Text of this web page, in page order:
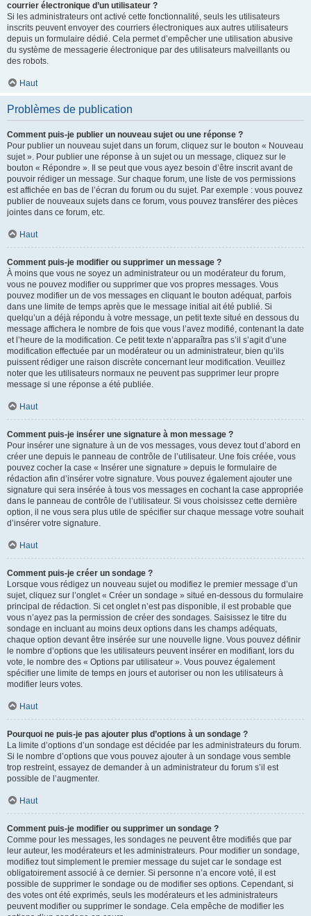
courrier électronique d’un utilisateur ?
Si les administrateurs ont activé cette fonctionnalité, seuls les utilisateurs
inscrits peuvent envoyer des courriers électroniques aux autres utilisateurs
depuis un formulaire dédié. Cela permet d’empêcher une utilisation abusive
du système de messagerie électronique par des utilisateurs malveillants ou
des robots.
Haut
Problèmes de publication
Comment puis-je publier un nouveau sujet ou une réponse ?
Pour publier un nouveau sujet dans un forum, cliquez sur le bouton « Nouveau
sujet ». Pour publier une réponse à un sujet ou un message, cliquez sur le
bouton « Répondre ». Il se peut que vous ayez besoin d’être inscrit avant de
pouvoir rédiger un message. Sur chaque forum, une liste de vos permissions
est affichée en bas de l’écran du forum ou du sujet. Par exemple : vous pouvez
publier de nouveaux sujets dans ce forum, vous pouvez transférer des pièces
jointes dans ce forum, etc.
Haut
Comment puis-je modifier ou supprimer un message ?
À moins que vous ne soyez un administrateur ou un modérateur du forum,
vous ne pouvez modifier ou supprimer que vos propres messages. Vous
pouvez modifier un de vos messages en cliquant le bouton adéquat, parfois
dans une limite de temps après que le message initial ait été publié. Si
quelqu’un a déjà répondu à votre message, un petit texte situé en dessous du
message affichera le nombre de fois que vous l’avez modifié, contenant la date
et l’heure de la modification. Ce petit texte n’apparaîtra pas s’il s’agit d’une
modification effectuée par un modérateur ou un administrateur, bien qu’ils
puissent rédiger une raison discrète concernant leur modification. Veuillez
noter que les utilisateurs normaux ne peuvent pas supprimer leur propre
message si une réponse a été publiée.
Haut
Comment puis-je insérer une signature à mon message ?
Pour insérer une signature à un de vos messages, vous devez tout d’abord en
créer une depuis le panneau de contrôle de l’utilisateur. Une fois créée, vous
pouvez cocher la case « Insérer une signature » depuis le formulaire de
rédaction afin d’insérer votre signature. Vous pouvez également ajouter une
signature qui sera insérée à tous vos messages en cochant la case appropriée
dans le panneau de contrôle de l’utilisateur. Si vous choisissez cette dernière
option, il ne vous sera plus utile de spécifier sur chaque message votre souhait
d’insérer votre signature.
Haut
Comment puis-je créer un sondage ?
Lorsque vous rédigez un nouveau sujet ou modifiez le premier message d’un
sujet, cliquez sur l’onglet « Créer un sondage » situé en-dessous du formulaire
principal de rédaction. Si cet onglet n’est pas disponible, il est probable que
vous n’ayez pas la permission de créer des sondages. Saisissez le titre du
sondage en incluant au moins deux options dans les champs adéquats,
chaque option devant être insérée sur une nouvelle ligne. Vous pouvez définir
le nombre d’options que les utilisateurs peuvent insérer en modifiant, lors du
vote, le nombre des « Options par utilisateur ». Vous pouvez également
spécifier une limite de temps en jours et autoriser ou non les utilisateurs à
modifier leurs votes.
Haut
Pourquoi ne puis-je pas ajouter plus d’options à un sondage ?
La limite d’options d’un sondage est décidée par les administrateurs du forum.
Si le nombre d’options que vous pouvez ajouter à un sondage vous semble
trop restreint, essayez de demander à un administrateur du forum s’il est
possible de l’augmenter.
Haut
Comment puis-je modifier ou supprimer un sondage ?
Comme pour les messages, les sondages ne peuvent être modifiés que par
leur auteur, les modérateurs et les administrateurs. Pour modifier un sondage,
modifiez tout simplement le premier message du sujet car le sondage est
obligatoirement associé à ce dernier. Si personne n’a encore voté, il est
possible de supprimer le sondage ou de modifier ses options. Cependant, si
des votes ont été exprimés, seuls les modérateurs et les administrateurs
peuvent modifier ou supprimer le sondage. Cela empêche de modifier les